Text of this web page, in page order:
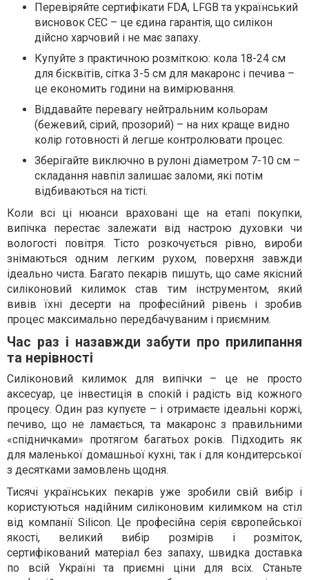
Перевіряйте сертифікати FDA, LFGB та український
висновок СЕС – це єдина гарантія, що силікон
дійсно харчовий і не має запаху.
Купуйте з практичною розміткою: кола 18-24 см
для бісквітів, сітка 3-5 см для макаронс і печива –
це економить години на вимірювання.
Віддавайте перевагу нейтральним кольорам
(бежевий, сірий, прозорий) – на них краще видно
колір готовності й легше контролювати процес.
Зберігайте виключно в рулоні діаметром 7-10 см –
складання навпіл залишає заломи, які потім
відбиваються на тісті.
Коли всі ці нюанси враховані ще на етапі покупки,
випічка перестає залежати від настрою духовки чи
вологості повітря. Тісто розкочується рівно, вироби
знімаються одним легким рухом, поверхня завжди
ідеально чиста. Багато пекарів пишуть, що саме якісний
силіконовий килимок став тим інструментом, який
вивів їхні десерти на професійний рівень і зробив
процес максимально передбачуваним і приємним.
Час раз і назавжди забути про прилипання
та нерівності
Силіконовий килимок для випічки – це не просто
аксесуар, це інвестиція в спокій і радість від кожного
процесу. Один раз купуєте – і отримаєте ідеальні коржі,
печиво, що не ламається, та макаронс з правильними
«спідничками» протягом багатьох років. Підходить як
для маленької домашньої кухні, так і для кондитерської
з десятками замовлень щодня.
Тисячі українських пекарів уже зробили свій вибір і
користуються надійним силіконовим килимком на стіл
від компанії Silicon. Це професійна серія європейської
якості, великий вибір розмірів і розміток,
сертифікований матеріал без запаху, швидка доставка
по всій Україні та приємні ціни для всіх. Станьте